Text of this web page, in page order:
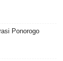
Ponorogo